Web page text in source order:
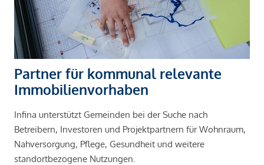
Partner für kommunal relevante
Immobilienvorhaben
Infina unterstützt Gemeinden bei der Suche nach
Betreibern, Investoren und Projektpartnern für Wohnraum,
Nahversorgung, Pflege, Gesundheit und weitere
standortbezogene Nutzungen.